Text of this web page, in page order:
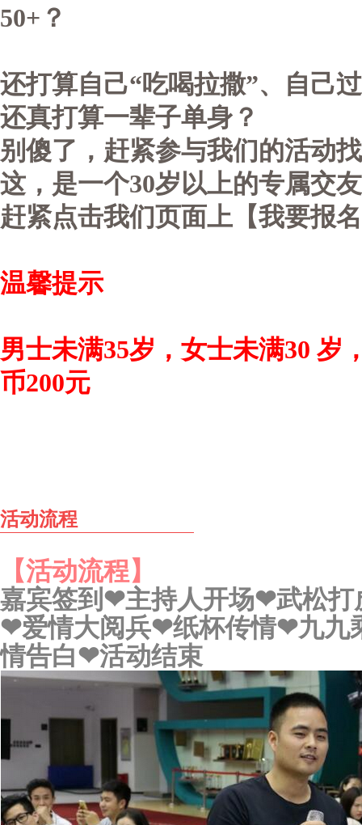
50+？
还打算自己“吃喝拉撒”、自己
还真打算一辈子单身？
别傻了，赶紧参与我们的活动
这，是一个30岁以上的专属交
赶紧点击我们页面上【我要报
温馨提示
男士未满35岁，女士未满30 岁
币200元
活动流程
【活动流程】
嘉宾签到 ❤主持人开场❤武松打
❤爱情大阅兵❤纸杯传情❤九九
情告白❤活动结束